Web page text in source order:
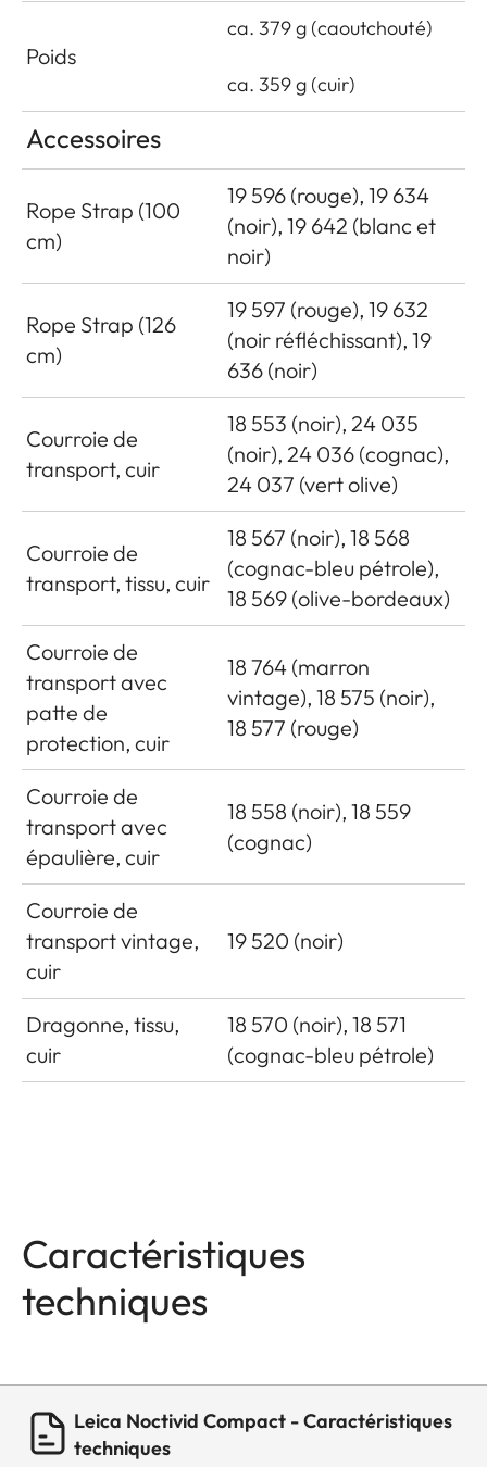
Poids
ca. 379 g (caoutchouté)
ca. 359 g (cuir)
Accessoires
Rope Strap (100
cm)
19 596 (rouge), 19 634
(noir), 19 642 (blanc et
noir)
Rope Strap (126
cm)
19 597 (rouge), 19 632
(noir réfléchissant), 19
636 (noir)
Courroie de
transport, cuir
18 553 (noir), 24 035
(noir), 24 036 (cognac),
24 037 (vert olive)
Courroie de
transport, tissu, cuir
18 567 (noir), 18 568
(cognac-bleu pétrole),
18 569 (olive-bordeaux)
Courroie de
transport avec
patte de
protection, cuir
18 764 (marron
vintage), 18 575 (noir),
18 577 (rouge)
Courroie de
transport avec
épaulière, cuir
18 558 (noir), 18 559
(cognac)
Courroie de
transport vintage,
cuir
19 520 (noir)
Dragonne, tissu,
cuir
18 570 (noir), 18 571
(cognac-bleu pétrole)
Caractéristiques
techniques
Leica Noctivid Compact - Caractéristiques
techniques